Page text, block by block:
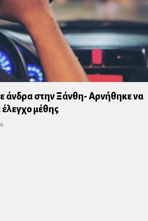
άνδρα στην Ξάνθη- Αρνήθηκε να
μέθης